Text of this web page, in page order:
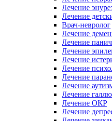
Лечение
Лечение
Врач-невролог
Лечение
Лечение
Лечение
Лечение
Лечение
Лечение
Лечение
Лечение
Лечение ОКР
Лечение